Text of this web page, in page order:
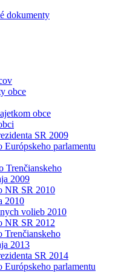
dokumenty
obce
obce
SR 2009
parlamentu
Trenčianskeho
2009
NR SR 2010
2010
volieb 2010
NR SR 2012
2013
SR 2014
parlamentu